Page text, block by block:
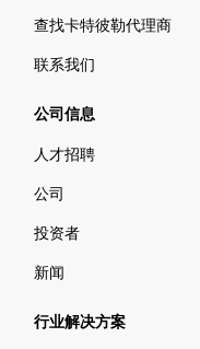
查找卡特彼勒代理商
联系我们
公司信息
人才招聘
公司
投资者
新闻
行业解决方案